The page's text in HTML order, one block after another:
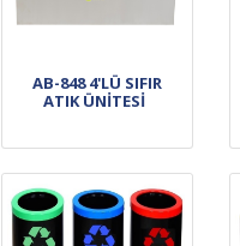
AB-848 4'LÜ SIFIR
ATIK ÜNİTESİ